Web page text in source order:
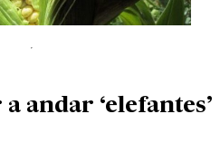
andar ‘elefantes’